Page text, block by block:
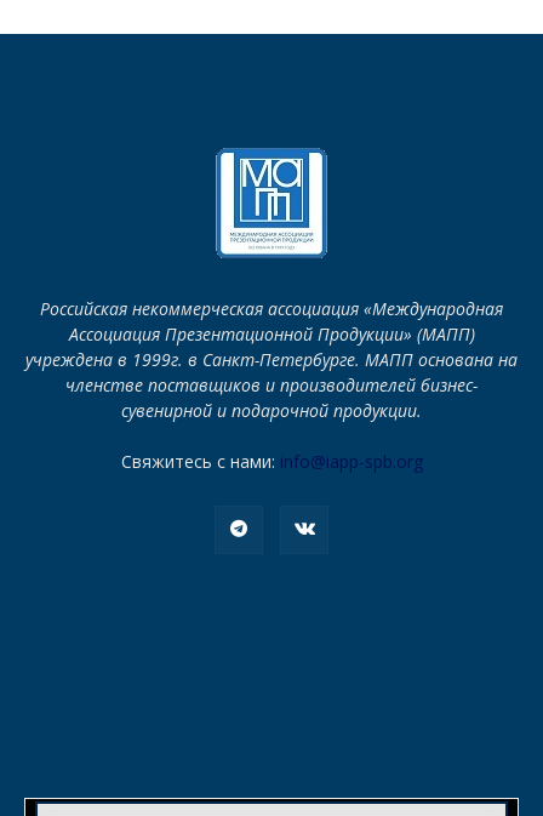
Российская некоммерческая ассоциация «Международная
Ассоциация Презентационной Продукции» (МАПП)
учреждена в 1999г. в Санкт-Петербурге. МАПП основана на
членстве поставщиков и производителей бизнес-
сувенирной и подарочной продукции.
Свяжитесь с нами: info@iapp-spb.org